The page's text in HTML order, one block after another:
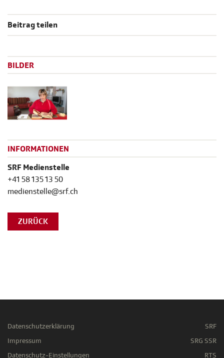
Beitrag teilen
BILDER
INFORMATIONEN
SRF Medienstelle
+41 58 135 13 50
medienstelle@srf.ch
ZURÜCK
Datenschutzerklärung
Impressum
Datenschutz-Einstellungen
SRF
SRG SSR
RTS